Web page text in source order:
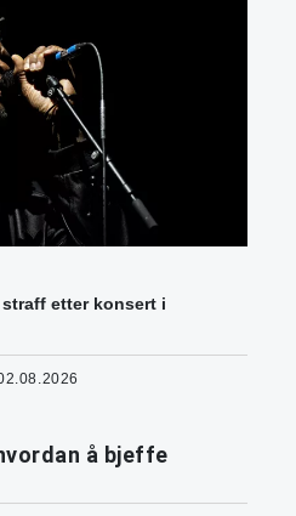
etter konsert i
å bjeffe